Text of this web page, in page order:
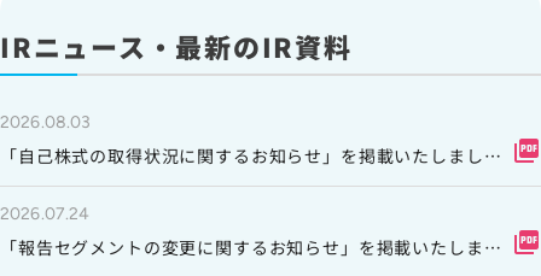
IRニュース・最新のIR資料
2026.08.03
「自己株式の取得状況に関するお知らせ」を掲載いたしまし
た。
picture_as_pdf
2026.07.24
「報告セグメントの変更に関するお知らせ」を掲載いたしまし picture_as_pdf